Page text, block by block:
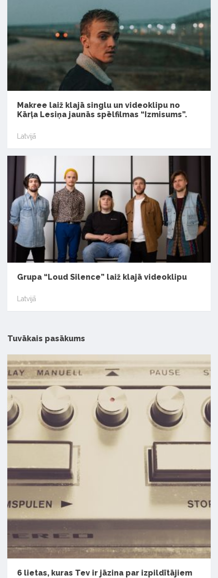
Makree laiž klajā singlu un videoklipu no
Kārļa Lesiņa jaunās spēlfilmas “Izmisums”.
Latvijā
Grupa “Loud Silence” laiž klajā videoklipu
Latvijā
Tuvākais pasākums
6 lietas, kuras Tev ir jāzina par izpildītājiem